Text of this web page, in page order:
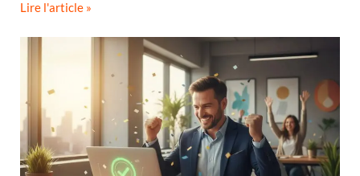
Lire l'article »